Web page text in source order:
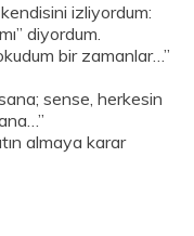
izliyordum:
diyordum.
bir zamanlar…”
sense, herkesin
almaya karar